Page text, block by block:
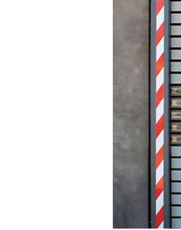
防火卷帘门
钢制防火门
感应门
防盗门
伸缩门